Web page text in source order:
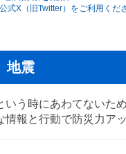
式X（旧Twitter）をご利用くだ
地震
いう時にあわてないた
情報と行動で防災力ア